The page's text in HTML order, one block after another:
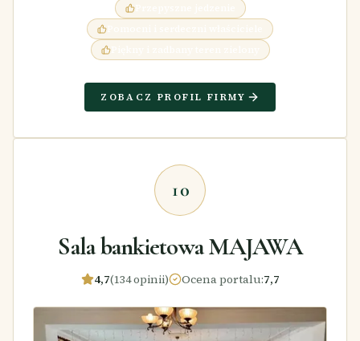
Przepyszne jedzenie
Piękny i zadbany teren zielony
ZOBACZ PROFIL FIRMY
10
Sala bankietowa MAJAWA
4,7(134 opinii) Ocena portalu:7,7